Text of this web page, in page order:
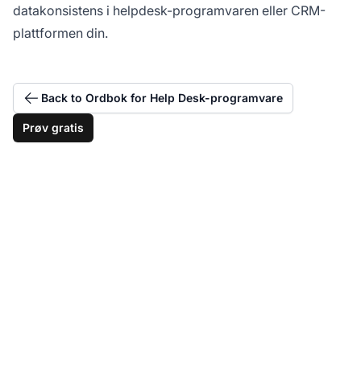
datakonsistens i helpdesk-programvaren eller CRM-
plattformen din.
Back to Ordbok for Help Desk-programvare
Prøv gratis